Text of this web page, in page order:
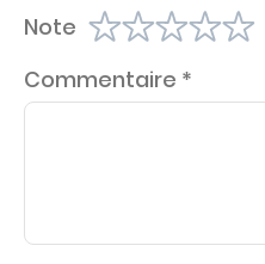
Note
Commentaire *